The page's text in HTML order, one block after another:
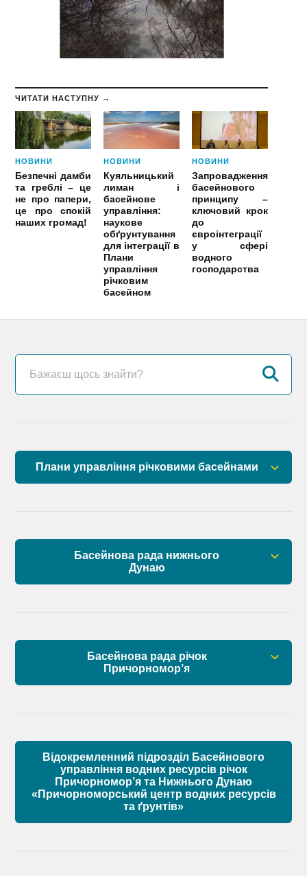
ЧИТАТИ НАСТУПНУ →
НОВИНИ
Безпечні дамби
та греблі – це
не про папери,
це про спокій
наших громад!
НОВИНИ
Куяльницький
лиман і
басейнове
управління:
наукове
обґрунтування
для інтеграції в
Плани
управління
річковим
басейном
НОВИНИ
Запровадження
басейнового
принципу –
ключовий крок
до
євроінтеграції
у сфері
водного
господарства
Плани управління річковими басейнами
Басейнова рада нижнього
Дунаю
Склад Басейнової ради нижнього Дунаю
Басейнова рада річок
Причорномор’я
Склад Басейнової ради річок Причорномор’я
Матеріали
Відокремленний підрозділ Басейнового
управління водних ресурсів річок
Причорномор’я та Нижнього Дунаю
«Причорноморський центр водних ресурсів
та ґрунтів»